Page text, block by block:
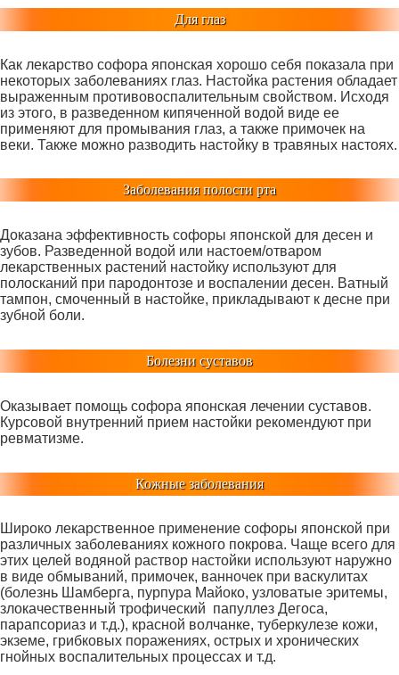
Для глаз
Как лекарство софора японская хорошо себя показала при
некоторых заболеваниях глаз. Настойка растения обладает
выраженным противовоспалительным свойством. Исходя
из этого, в разведенном кипяченной водой виде ее
применяют для промывания глаз, а также примочек на
веки. Также можно разводить настойку в травяных настоях.
Заболевания полости рта
Доказана эффективность софоры японской для десен и
зубов. Разведенной водой или настоем/отваром
лекарственных растений настойку используют для
полосканий при пародонтозе и воспалении десен. Ватный
тампон, смоченный в настойке, прикладывают к десне при
зубной боли.
Болезни суставов
Оказывает помощь софора японская лечении суставов.
Курсовой внутренний прием настойки рекомендуют при
ревматизме.
Кожные заболевания
Широко лекарственное применение софоры японской при
различных заболеваниях кожного покрова. Чаще всего для
этих целей водяной раствор настойки используют наружно
в виде обмываний, примочек, ванночек при васкулитах
(болезнь Шамберга, пурпура Майоко, узловатые эритемы,
злокачественный трофический папуллез Дегоса,
парапсориаз и т.д.), красной волчанке, туберкулезе кожи,
экземе, грибковых поражениях, острых и хронических
гнойных воспалительных процессах и т.д.